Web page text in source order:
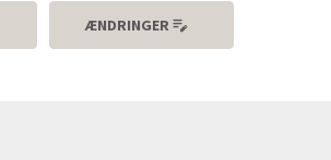
ÆNDRINGER edit_note